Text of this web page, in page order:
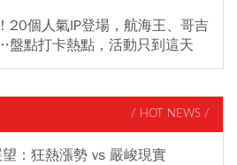
20個人氣IP登場，航海王、哥吉
點打卡熱點，活動只到這天
/ HOT NEWS /
：狂熱漲勢 vs 嚴峻現實